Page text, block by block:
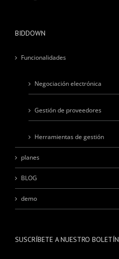
BIDDOWN
Funcionalidades
Negociación electrónica
Gestión de proveedores
Herramientas de gestión
planes
BLOG
demo
SUSCRÍBETE A NUESTRO BOLETÍN